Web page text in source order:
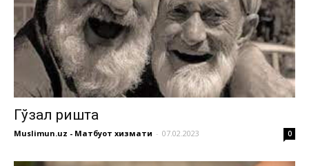
Гўзал ришта
Muslimun.uz - Матбуот хизмати - 07.02.2023 0